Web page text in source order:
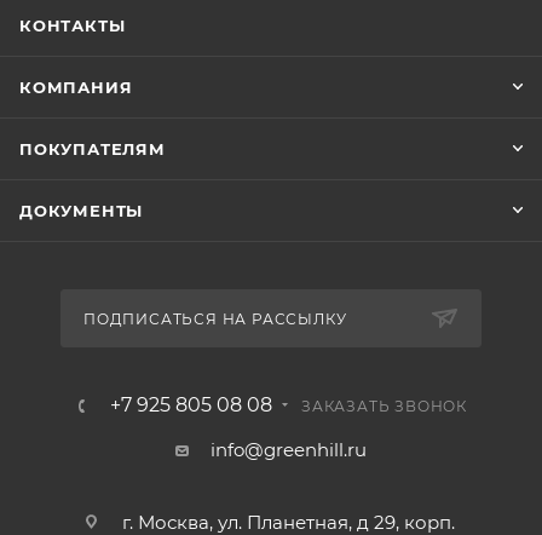
КОНТАКТЫ
КОМПАНИЯ
ПОКУПАТЕЛЯМ
ДОКУМЕНТЫ
ПОДПИСАТЬСЯ НА РАССЫЛКУ
+7 925 805 08 08 ЗАКАЗАТЬ ЗВОНОК
info@greenhill.ru
г. Москва, ул. Планетная, д 29, корп.